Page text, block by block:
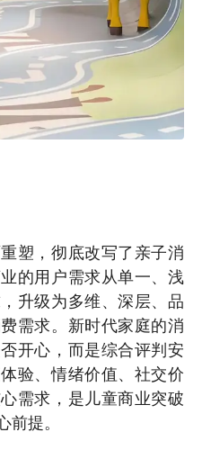
塑，彻底改写了亲子消
的用户需求从单一、浅
升级为多维、深层、品
需求。新时代家庭的消
开心，而是综合评判安
验、情绪价值、社交价
需求，是儿童商业突破
提。